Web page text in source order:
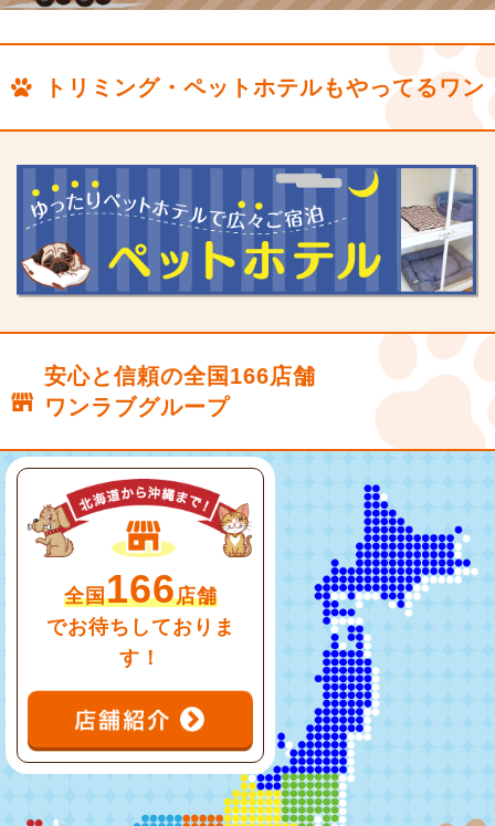
トリミング・ペットホテルもやってるワン
安心と信頼の全国166店舗
ワンラブグループ
全国166店舗
でお待ちしておりま
す！